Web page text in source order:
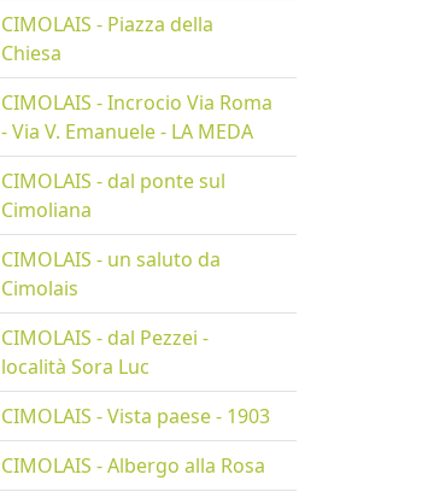
CIMOLAIS - Piazza della
Chiesa
CIMOLAIS - Incrocio Via Roma
- Via V. Emanuele - LA MEDA
CIMOLAIS - dal ponte sul
Cimoliana
CIMOLAIS - un saluto da
Cimolais
CIMOLAIS - dal Pezzei -
località Sora Luc
CIMOLAIS - Vista paese - 1903
CIMOLAIS - Albergo alla Rosa